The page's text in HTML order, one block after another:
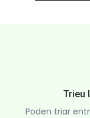
Trieu
Poden triar